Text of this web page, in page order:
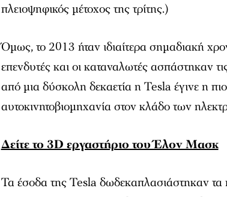
πλειοψηφικός μέτοχος της τρίτης.)
Όμως, το 2013 ήταν ιδιαίτερα σημαδιακή
επενδυτές και οι καταναλωτές ασπάστηκαν
από μια δύσκολη δεκαετία η Tesla έγινε η
αυτοκινητοβιομηχανία στον κλάδο των
Δείτε το 3D εργαστήριο του Έλον Μασκ
Τα έσοδα της Tesla δωδεκαπλασιάστηκαν τα